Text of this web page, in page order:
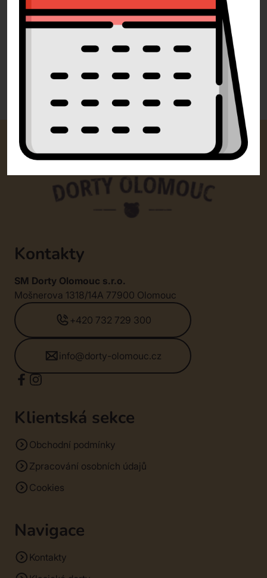
Pište
info@dorty-olomouc.cz
0 recenzí
Kontakty
SM Dorty Olomouc s.r.o.
Mošnerova 1318/14A 77900 Olomouc
+420 732 729 300
info@dorty-olomouc.cz
Klientská sekce
Obchodní podmínky
Zpracování osobních údajů
Cookies
Navigace
Kontakty